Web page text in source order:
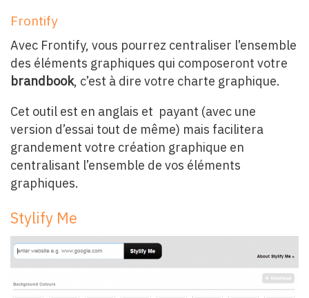
Frontify
Avec Frontify, vous pourrez centraliser l’ensemble
des éléments graphiques qui composeront votre
brandbook, c’est à dire votre charte graphique.
Cet outil est en anglais et payant (avec une
version d’essai tout de même) mais facilitera
grandement votre création graphique en
centralisant l’ensemble de vos éléments
graphiques.
Stylify Me